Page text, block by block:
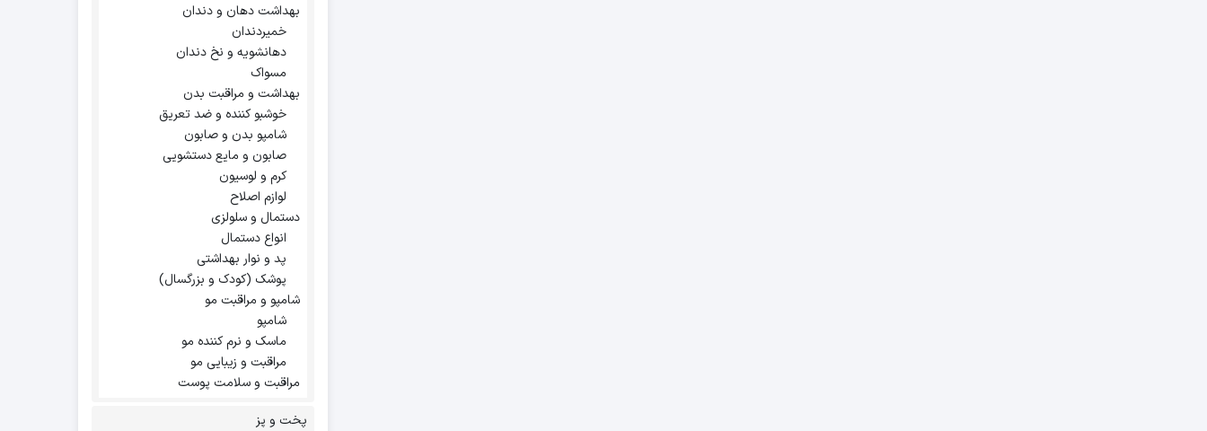
بهداشت دهان و دندان
خمیردندان
دهانشویه و نخ دندان
مسواک
بهداشت و مراقبت بدن
خوشبو کننده و ضد تعریق
شامپو بدن و صابون
صابون و مایع دستشویی
کرم و لوسیون
لوازم اصلاح
دستمال و سلولزی
انواع دستمال
پد و نوار بهداشتی
پوشک (کودک و بزرگسال)
شامپو و مراقبت مو
شامپو
ماسک و نرم کننده مو
مراقبت و زیبایی مو
مراقبت و سلامت پوست
پخت و پز